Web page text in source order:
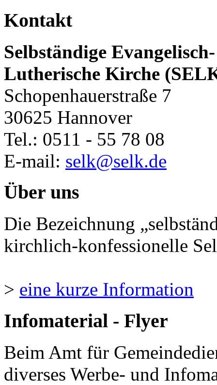
Kontakt
Selbständige Evangelisch-
Lutherische Kirche
Schopenhauerstraße 7
30625 Hannover
Tel.: 0511 - 55 78 08
E-mail: selk@selk.de
Über uns
Die Bezeichnung
kirchlich-konfessionelle
> eine kurze Information
Infomaterial - Flyer
Beim Amt für
diverses Werbe- und